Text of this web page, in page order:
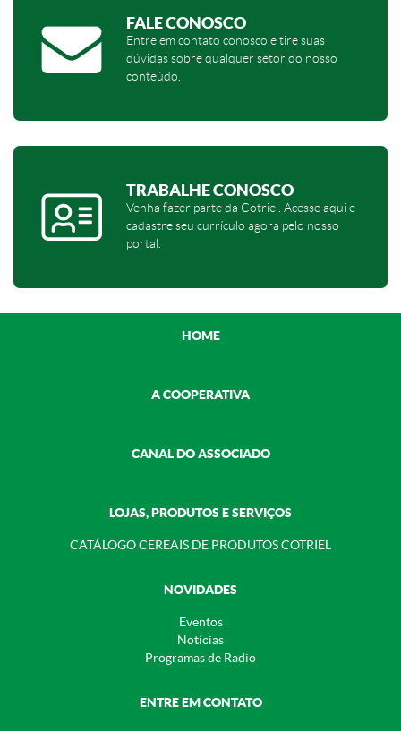
FALE CONOSCO
Entre em contato conosco e tire suas
dúvidas sobre qualquer setor do nosso
conteúdo.
TRABALHE CONOSCO
Venha fazer parte da Cotriel. Acesse aqui e
cadastre seu currículo agora pelo nosso
portal.
HOME
A COOPERATIVA
CANAL DO ASSOCIADO
LOJAS, PRODUTOS E SERVIÇOS
CATÁLOGO CEREAIS DE PRODUTOS COTRIEL
NOVIDADES
Eventos
Notícias
Programas de Radio
ENTRE EM CONTATO